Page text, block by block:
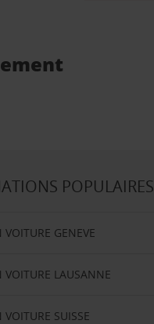
POPULAIRES
VOITURE GENEVE
VOITURE LAUSANNE
SUISSE